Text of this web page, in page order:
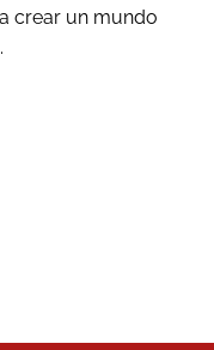
crear un mundo